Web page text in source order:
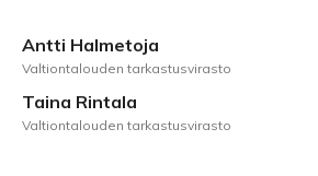
Antti Halmetoja
Valtiontalouden tarkastusvirasto
Taina Rintala
Valtiontalouden tarkastusvirasto